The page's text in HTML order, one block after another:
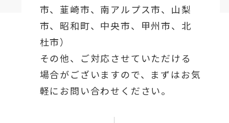
市、韮崎市、南アルプス市、山梨
市、昭和町、中央市、甲州市、北
杜市）
その他、ご対応させていただける
場合がございますので、まずはお気
軽にお問い合わせください。